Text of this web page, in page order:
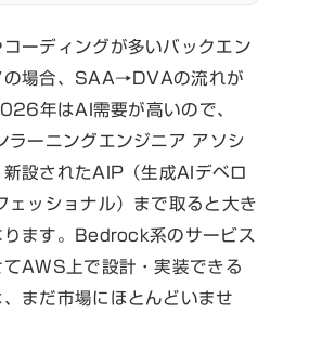
ーディングが多いバックエン
の場合、SAA→DVAの流れが
年はAI需要が高いので、
ラーニングエンジニア アソシ
新設されたAIP（生成AIデベロ
ェッショナル）まで取ると大き
ります。Bedrock系のサービス
てAWS上で設計・実装できる
まだ市場にほとんどいませ